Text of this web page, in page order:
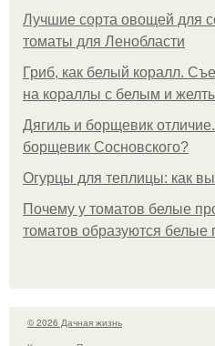
Лучшие сорта овощей для
томаты для Ленобласти
Гриб, как белый коралл.
на кораллы с белым и
Дягиль и борщевик
борщевик Сосновского?
Огурцы для теплицы: как
Почему у томатов белые
томатов образуются белые
© 2026 Дачная жизнь